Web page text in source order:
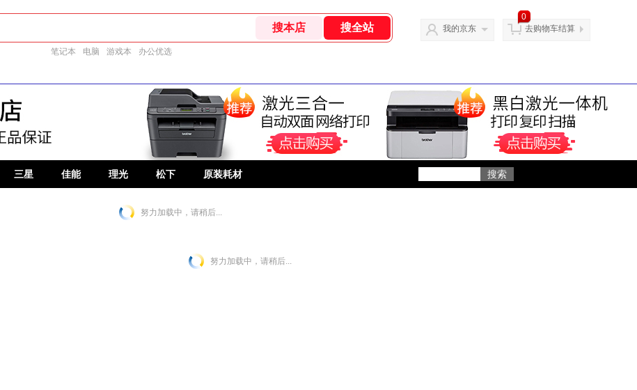
笔记本 电脑 游戏本 办公优选
我的京东
0
去购物车结算
三星 佳能 理光 松下 原装耗材
努力加载中，请稍后...
努力加载中，请稍后...